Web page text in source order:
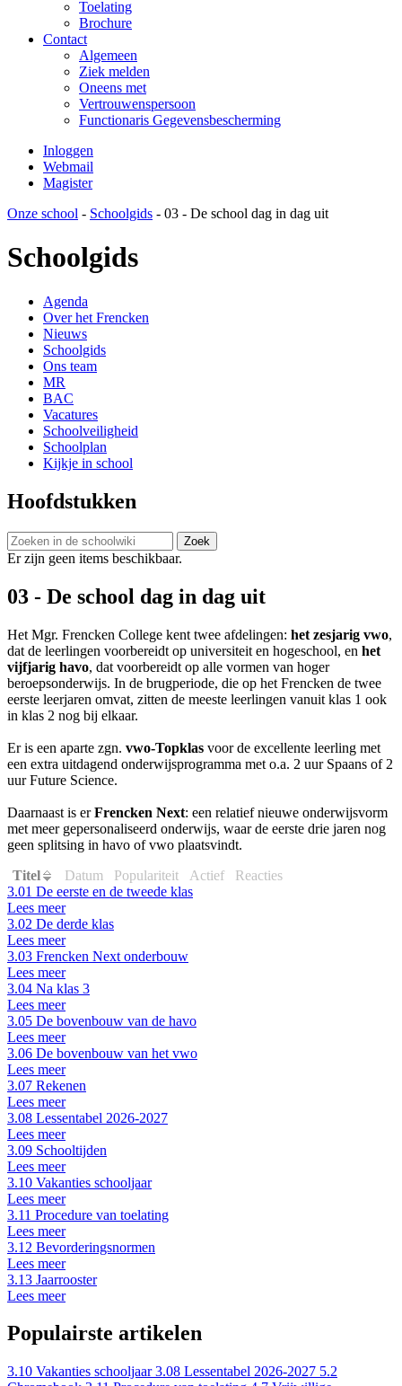
Toelating
Brochure
Contact
Algemeen
Ziek melden
Oneens met
Vertrouwenspersoon
Functionaris Gegevensbescherming
Inloggen
Webmail
Magister
Onze school - Schoolgids - 03 - De school dag in dag uit
Schoolgids
Agenda
Over het Frencken
Nieuws
Schoolgids
Ons team
MR
BAC
Vacatures
Schoolveiligheid
Schoolplan
Kijkje in school
Hoofdstukken
Er zijn geen items beschikbaar.
03 - De school dag in dag uit
Het Mgr. Frencken College kent twee afdelingen: het zesjarig vwo,
dat de leerlingen voorbereidt op universiteit en hogeschool, en het
vijfjarig havo, dat voorbereidt op alle vormen van hoger
beroepsonderwijs. In de brugperiode, die op het Frencken de twee
eerste leerjaren omvat, zitten de meeste leerlingen vanuit klas 1 ook
in klas 2 nog bij elkaar.
Er is een aparte zgn. vwo-Topklas voor de excellente leerling met
een extra uitdagend onderwijsprogramma met o.a. 2 uur Spaans of 2
uur Future Science.
Daarnaast is erFrencken Next: een relatief nieuwe onderwijsvorm
met meer gepersonaliseerd onderwijs, waar de eerste drie jaren nog
geen splitsing in havo of vwo plaatsvindt.
Titel
Datum Populariteit Actief
Reacties
3.01 De eerste en de tweede klas
Lees meer
3.02 De derde klas
Lees meer
3.03 Frencken Next onderbouw
Lees meer
3.04 Na klas 3
Lees meer
3.05 De bovenbouw van de havo
Lees meer
3.06 De bovenbouw van het vwo
Lees meer
3.07 Rekenen
Lees meer
3.08 Lessentabel 2026-2027
Lees meer
3.09 Schooltijden
Lees meer
3.10 Vakanties schooljaar
Lees meer
3.11 Procedure van toelating
Lees meer
3.12 Bevorderingsnormen
Lees meer
3.13 Jaarrooster
Lees meer
Populairste artikelen
3.10 Vakanties schooljaar3.08 Lessentabel 2026-2027 5.2